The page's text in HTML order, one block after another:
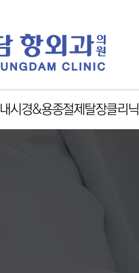
내시경&용종절제 탈장클리닉